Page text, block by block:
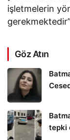
işletmelerin
Göz Atın
tepki